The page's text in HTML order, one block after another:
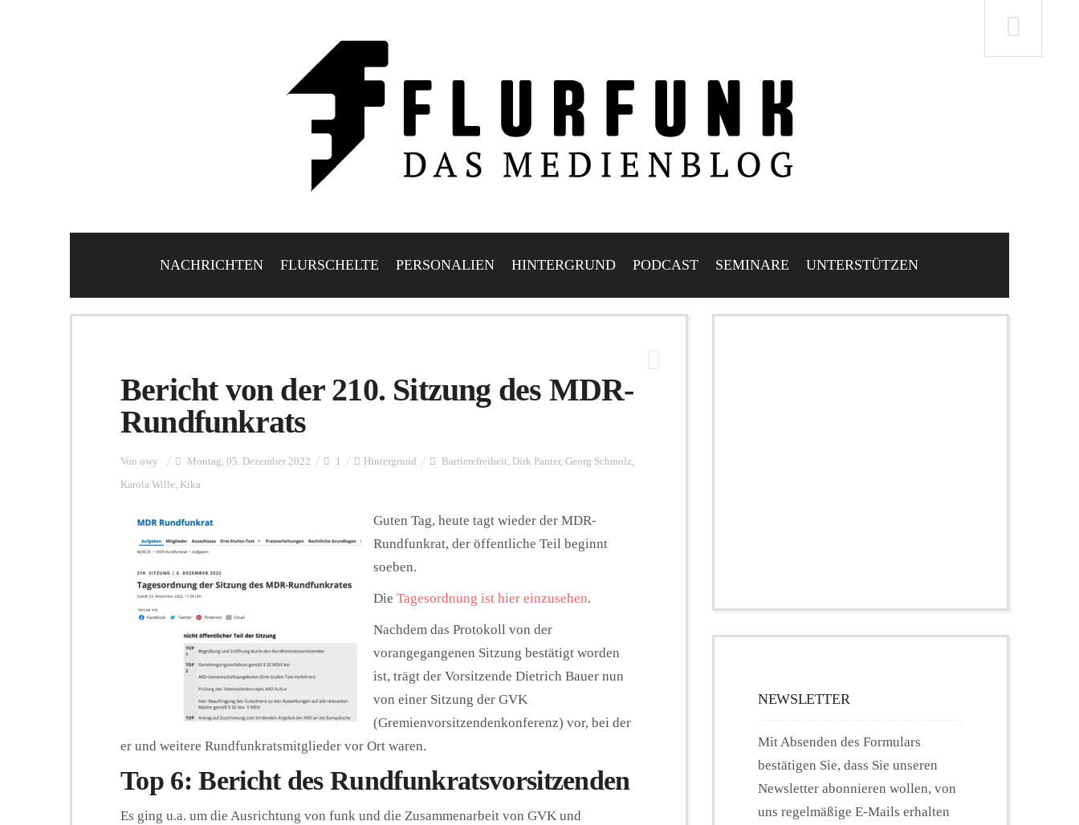
NACHRICHTEN FLURSCHELTE PERSONALIEN HINTERGRUND PODCAST SEMINARE UNTERSTÜTZEN
Bericht von der 210. Sitzung des MDR-
Rundfunkrats
Von owy Montag, 05. Dezember 2022 1 Hintergrund Barrierefreiheit, Dirk Panter, Georg Schmolz,
Karola Wille, Kika
Guten Tag, heute tagt wieder der MDR-
Rundfunkrat, der öffentliche Teil beginnt
soeben.
Die Tagesordnung ist hier einzusehen.
Nachdem das Protokoll von der
vorangegangenen Sitzung bestätigt worden
ist, trägt der Vorsitzende Dietrich Bauer nun
von einer Sitzung der GVK
(Gremienvorsitzendenkonferenz) vor, bei der
er und weitere Rundfunkratsmitglieder vor Ort waren.
Top 6: Bericht des Rundfunkratsvorsitzenden
Es ging u.a. um die Ausrichtung von funk und die Zusammenarbeit von GVK und
NEWSLETTER
Mit Absenden des Formulars
bestätigen Sie, dass Sie unseren
Newsletter abonnieren wollen, von
uns regelmäßige E-Mails erhalten